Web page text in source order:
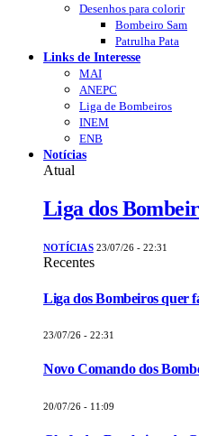
Desenhos para colorir
Bombeiro Sam
Patrulha Pata
Links de Interesse
MAI
ANEPC
Liga de Bombeiros
INEM
ENB
Notícias
Atual
Liga dos
NOTÍCIAS 23/07/26 - 22:31
Recentes
Liga dos Bombeiros quer
23/07/26 - 22:31
Novo Comando dos
20/07/26 - 11:09